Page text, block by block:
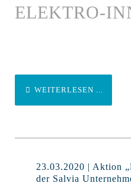
ELEKTRO-
WEITERLESEN ...
23.03.2020 | Aktion
der Salvia